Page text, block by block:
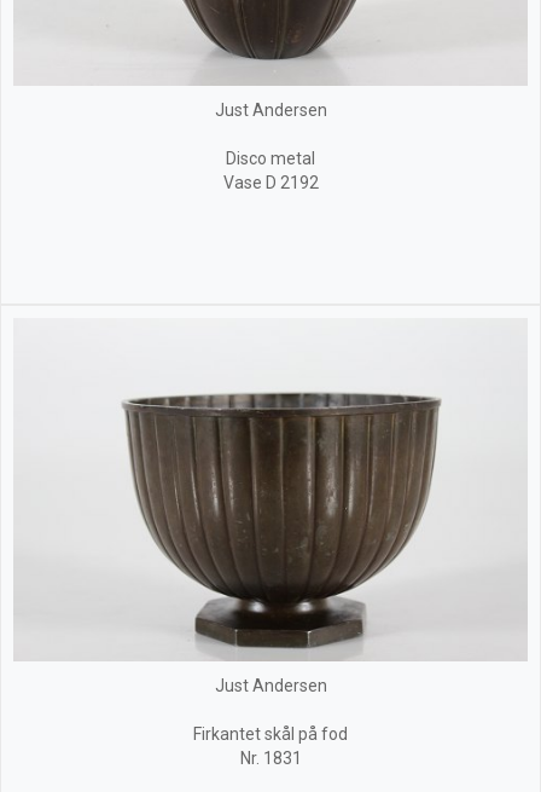
Just Andersen
Disco metal
Vase D 2192
Just Andersen
Firkantet skål på fod
Nr. 1831